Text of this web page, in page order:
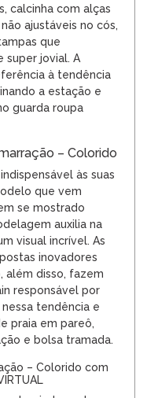
calcinha com alças
ajustáveis no cós,
que
super jovial. A
à tendência
a estação e
guarda roupa
– Colorido
às suas
que vem
se mostrado
auxilia na
visual incrível. As
inovadores
além disso, fazem
responsável por
tendência e
praia em pareô,
e bolsa tramada.
– Colorido com